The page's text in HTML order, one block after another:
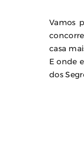
Vamos
casa
E onde
dos